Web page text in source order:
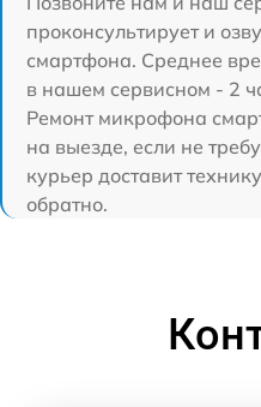
проконсультирует и
смартфона. Среднее
в нашем сервисном - 2
Ремонт микрофона
на выезде, если не
курьер доставит
обратно.